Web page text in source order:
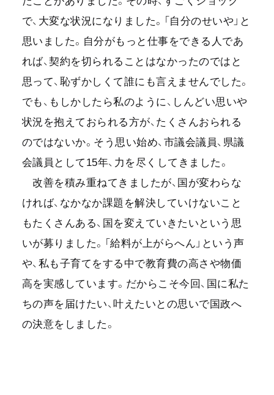
で、大変な状況になりました。「自分のせいや」と
思いました。自分がもっと仕事をできる人であ
れば、契約を切られることはなかったのではと
思って、恥ずかしくて誰にも言えませんでした。
でも、もしかしたら私のように、しんどい思いや
状況を抱えておられる方が、たくさんおられる
のではないか。そう思い始め、市議会議員、県議
会議員として15年、力を尽くしてきました。
改善を積み重ねてきましたが、国が変わらな
ければ、なかなか課題を解決していけないこと
もたくさんある、国を変えていきたいという思
いが募りました。「給料が上がらへん」という声
や、私も子育てをする中で教育費の高さや物価
高を実感しています。だからこそ今回、国に私た
ちの声を届けたい、叶えたいとの思いで国政へ
の決意をしました。